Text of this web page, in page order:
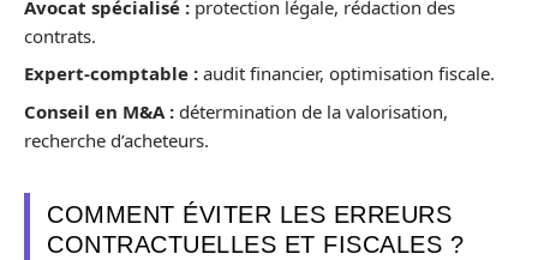
Avocat spécialisé : protection légale, rédaction des
contrats.
Expert-comptable : audit financier, optimisation fiscale.
Conseil en M&A : détermination de la valorisation,
recherche d’acheteurs.
COMMENT ÉVITER LES ERREURS
CONTRACTUELLES ET FISCALES ?